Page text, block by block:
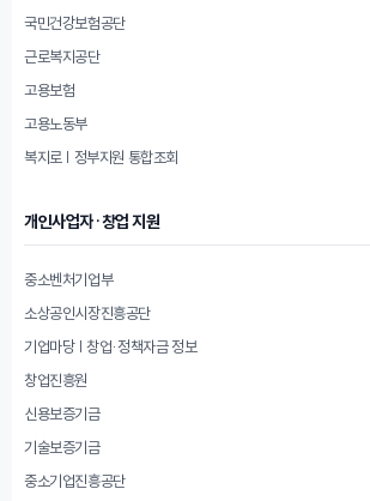
국민건강보험공단
근로복지공단
고용보험
고용노동부
복지로 | 정부지원 통합조회
개인사업자·창업 지원
중소벤처기업부
소상공인시장진흥공단
기업마당 | 창업·정책자금 정보
창업진흥원
신용보증기금
기술보증기금
중소기업진흥공단